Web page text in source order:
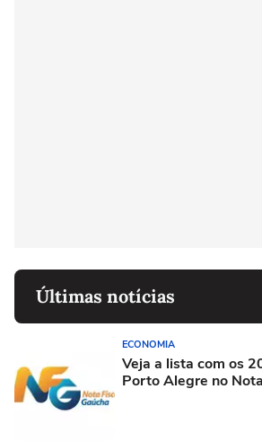
Últimas notícias
ECONOMIA
Veja a lista com os
Porto Alegre no